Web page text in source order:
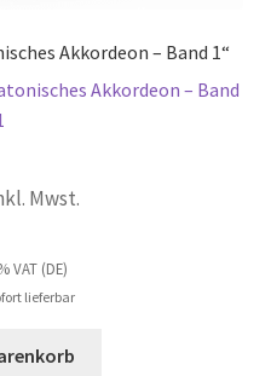
Akkordeon – Band 1“
Akkordeon – Band
Mwst.
VAT (DE)
lieferbar